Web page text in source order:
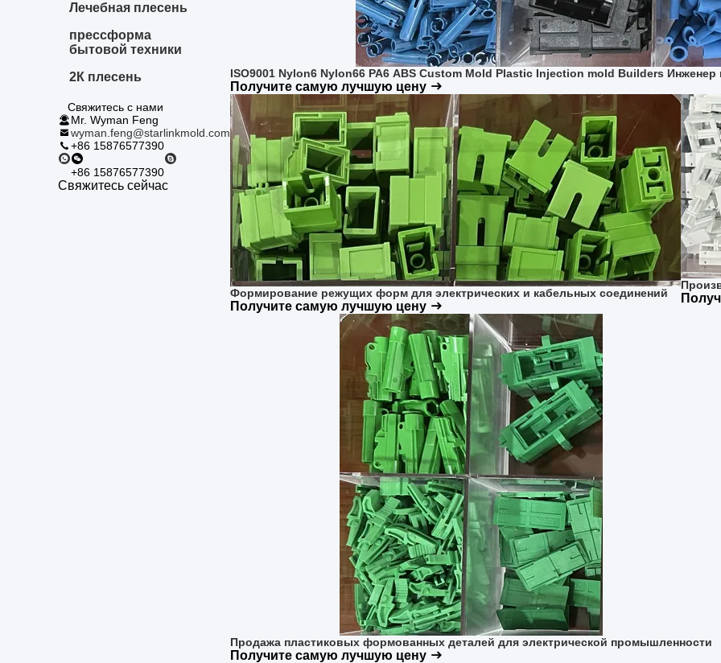
Лечебная плесень
прессформа
бытовой техники
2К плесень
Свяжитесь с нами
Mr. Wyman Feng
wyman.feng@starlinkmold.com
+86 15876577390
+86 15876577390
Свяжитесь сейчас
ISO9001 Nylon6 Nylon66 PA6 ABS Custom Mold Plastic Injection mold Builders
Получите самую лучшую цену
Формирование режущих форм для электрических и кабельных соединений
Получите самую лучшую цену
Продажа пластиковых формованных деталей для электрической промышленности
Получите самую лучшую цену